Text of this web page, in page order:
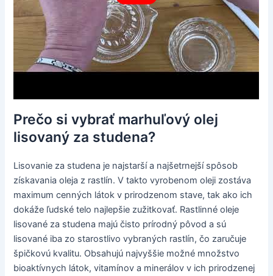
Prečo si vybrať marhuľový olej
lisovaný za studena?
Lisovanie za studena je najstarší a najšetrnejší spôsob
získavania oleja z rastlín. V takto vyrobenom oleji zostáva
maximum cenných látok v prirodzenom stave, tak ako ich
dokáže ľudské telo najlepšie zužitkovať. Rastlinné oleje
lisované za studena majú čisto prírodný pôvod a sú
lisované iba zo starostlivo vybraných rastlín, čo zaručuje
špičkovú kvalitu. Obsahujú najvyššie možné množstvo
bioaktívnych látok, vitamínov a minerálov v ich prirodzenej